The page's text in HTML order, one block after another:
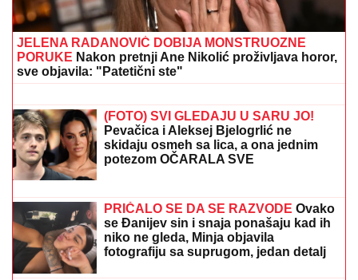
JELENA RADANOVIĆ DOBIJA MONSTRUOZNE
PORUKE Nakon pretnji Ane Nikolić proživljava horor,
sve objavila: "Patetični ste"
KALEMEGDANU!"Delije" u transu -
Zvezda dovela igrača Real Madrida!
skidaju osmeh sa lica, a ona jednim
potezom OČARALA SVE